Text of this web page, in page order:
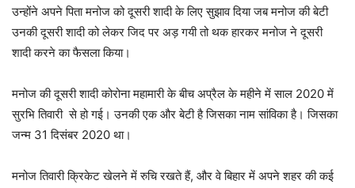
उन्होंने अपने पिता मनोज को दूसरी शादी के लिए सुझाव दिया जब मनोज की बेटी
उनकी दूसरी शादी को लेकर जिद पर अड़ गयी तो थक हारकर मनोज ने दूसरी
शादी करने का फैसला किया।
मनोज की दूसरी शादी कोरोना महामारी के बीच अप्रैल के महीने में साल 2020 में
सुरभि तिवारी से हो गई। उनकी एक और बेटी है जिसका नाम सांविका है। जिसका
जन्म 31 दिसंबर 2020 था।
मनोज तिवारी क्रिकेट खेलने में रुचि रखते हैं, और वे बिहार में अपने शहर की कई